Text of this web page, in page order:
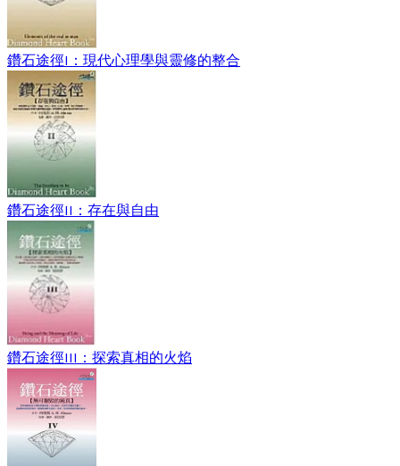
鑽石途徑I：現代心理學與靈修的整合
鑽石途徑II：存在與自由
鑽石途徑III：探索真相的火焰